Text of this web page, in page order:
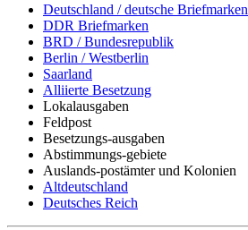
Deutschland / deutsche Briefmarken
DDR Briefmarken
BRD / Bundesrepublik
Berlin / Westberlin
Saarland
Alliierte Besetzung
Lokalausgaben
Feldpost
Besetzungs-ausgaben
Abstimmungs-gebiete
Auslands-postämter und Kolonien
Altdeutschland
Deutsches Reich